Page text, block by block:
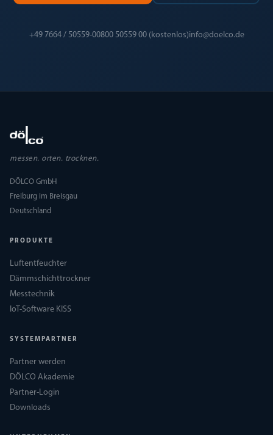
+49 7664 / 50559-00800 50559 00 (kostenlos)info@doelco.de
messen. orten. trocknen.
DÖLCO GmbH
Freiburg im Breisgau
Deutschland
PRODUKTE
Luftentfeuchter
Dämmschichttrockner
Messtechnik
IoT-Software KISS
SYSTEMPARTNER
Partner werden
DÖLCO Akademie
Partner-Login
Downloads